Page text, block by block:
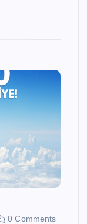
0 Comments